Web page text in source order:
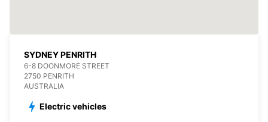
SYDNEY PENRITH
6-8 DOONMORE STREET
2750 PENRITH
AUSTRALIA
Electric vehicles